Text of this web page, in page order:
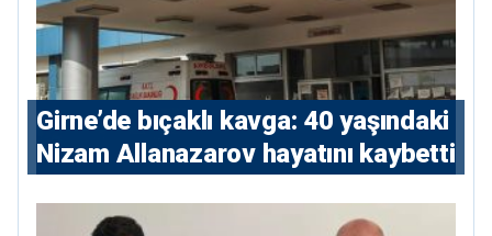
Girne’de bıçaklı kavga: 40 yaşındaki
Nizam Allanazarov hayatını kaybetti